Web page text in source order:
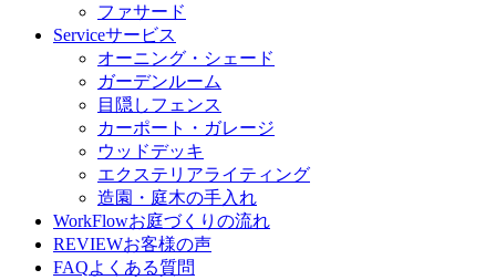
ファサード
Serviceサービス
オーニング・シェード
ガーデンルーム
目隠しフェンス
カーポート・ガレージ
ウッドデッキ
エクステリアライティング
造園・庭木の手入れ
WorkFlowお庭づくりの流れ
REVIEWお客様の声
FAQよくある質問